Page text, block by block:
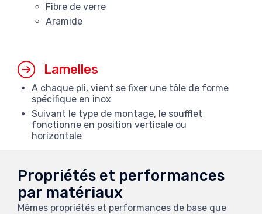
Fibre de verre
Aramide
Lamelles
A chaque pli, vient se fixer une tôle de forme
spécifique en inox
Suivant le type de montage, le soufflet
fonctionne en position verticale ou
horizontale
Propriétés et performances
par matériaux
Mêmes propriétés et performances de base que